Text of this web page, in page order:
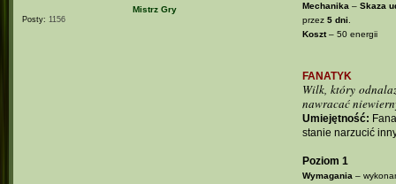
Mistrz Gry
Posty: 1156
Mechanika– Skaza
przez 5 dni.
Koszt– 50 energii
FANATYK
Wilk, który
nawracać
Umiejętność:
stanie narzucić
Poziom 1
Wymagania–